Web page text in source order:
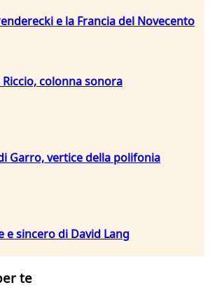
e la Francia del Novecento
colonna sonora
Garro, vertice della polifonia
e sincero di David Lang
te